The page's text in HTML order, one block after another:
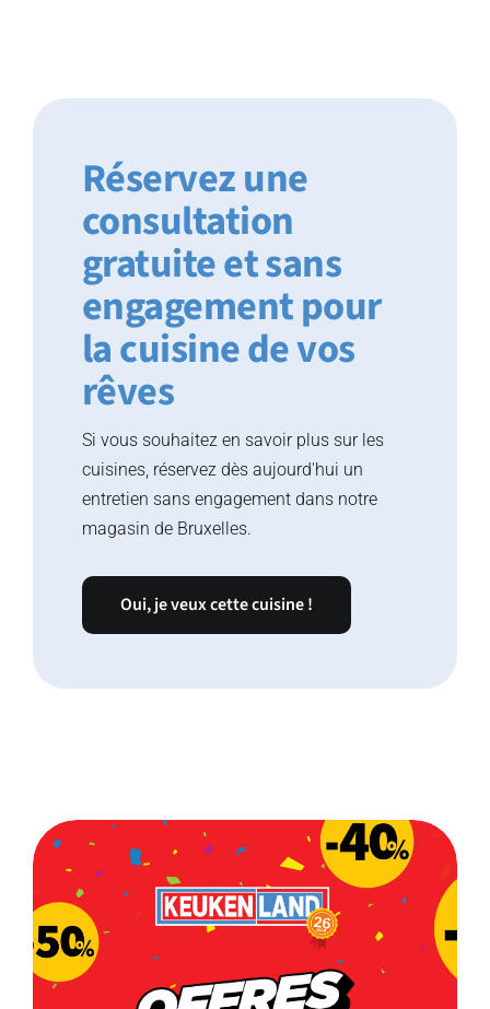
Réservez une
consultation
gratuite et sans
engagement pour
la cuisine de vos
rêves
Si vous souhaitez en savoir plus sur les
cuisines, réservez dès aujourd'hui un
entretien sans engagement dans notre
magasin de Bruxelles.
Oui, je veux cette cuisine !